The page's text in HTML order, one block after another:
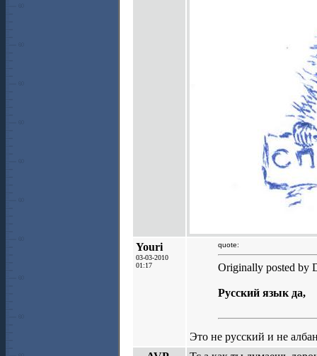
Youri
03-03-2010
01:17
quote:
Originally posted by
Русский язык да,
Это не русский и не